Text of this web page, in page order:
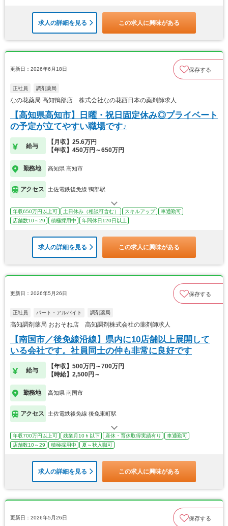
求人の詳細を見る この求人に興味がある
更新日：2026年6月18日 保存する
正社員 調剤薬局
なの花薬局 高知鴨部店 株式会社なの花西日本の薬剤師求人
【高知県高知市】日曜・祝日固定休み◎プライベート
の予定が立てやすい職場です♪
給与
【月収】25.6万円
【年収】450万円～650万円
勤務地 高知県 高知市
アクセス 土佐電鉄後免線 鴨部駅
年収650万円以上可 土日休み（相談可含む） スキルアップ
車通勤可
店舗数10～29
積極採用中 年間休日120日以上
求人の詳細を見る この求人に興味がある
更新日：2026年5月26日 保存する
正社員 パート・アルバイト 調剤薬局
高知調剤薬局 おおそね店 高知調剤株式会社の薬剤師求人
【南国市／後免線沿線】県内に10店舗以上展開して
いる会社です。社員同士の仲も非常に良好です
給与
【年収】500万円～700万円
【時給】2,500円～
勤務地 高知県 南国市
アクセス 土佐電鉄後免線 後免東町駅
年収700万円以上可 残業月10ｈ以下 産休・育休取得実績有り
車通勤可
店舗数10～29
積極採用中 夏～秋入職可
求人の詳細を見る この求人に興味がある
更新日：2026年5月26日 保存する